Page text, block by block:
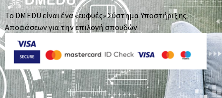
Το DMEDU είναι ένα «ευφυές» Σύστημα Υποστήριξης
Αποφάσεων για την επιλογή σπουδών.